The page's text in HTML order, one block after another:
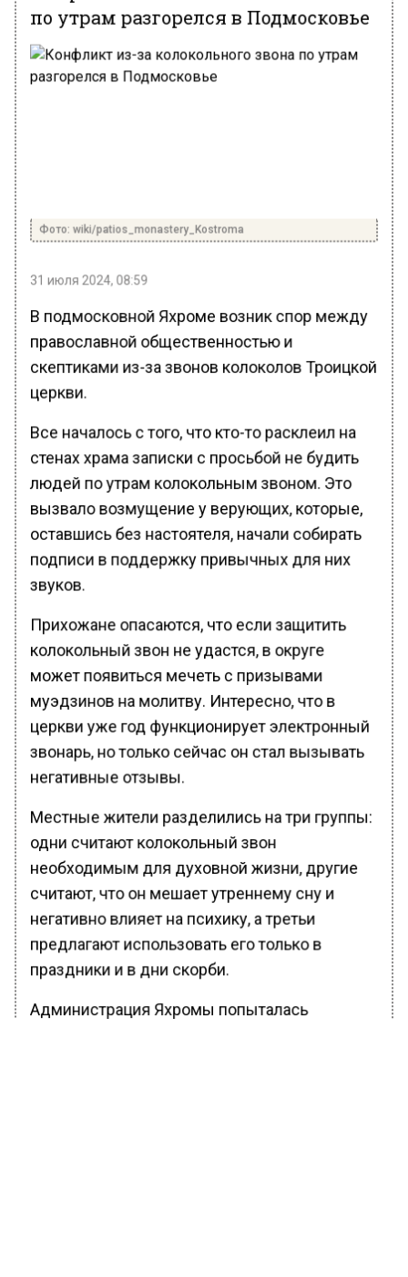
по утрам разгорелся в Подмосковье
Фото: wiki/patios_monastery_Kostroma
31 июля 2024, 08:59
В подмосковной Яхроме возник спор между
православной общественностью и
скептиками из-за звонов колоколов Троицкой
церкви.
Все началось с того, что кто-то расклеил на
стенах храма записки с просьбой не будить
людей по утрам колокольным звоном. Это
вызвало возмущение у верующих, которые,
оставшись без настоятеля, начали собирать
подписи в поддержку привычных для них
звуков.
Прихожане опасаются, что если защитить
колокольный звон не удастся, в округе
может появиться мечеть с призывами
муэдзинов на молитву. Интересно, что в
церкви уже год функционирует электронный
звонарь, но только сейчас он стал вызывать
негативные отзывы.
Местные жители разделились на три группы:
одни считают колокольный звон
необходимым для духовной жизни, другие
считают, что он мешает утреннему сну и
негативно влияет на психику, а третьи
предлагают использовать его только в
праздники и в дни скорби.
Администрация Яхромы попыталась